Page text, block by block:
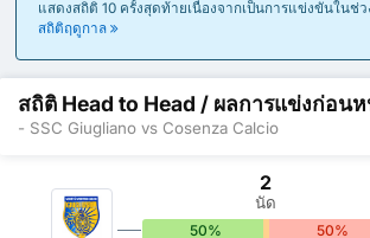
แสดงสถิติ 10 ครั้งสุดท้ายเนื่องจากเป็นการแข่งขันในช่
สถิติฤดูกาล
สถิติ Head to Head / ผลการแข่งก่อน
- SSC Giugliano vs Cosenza Calcio
2
นัด
50% 50%